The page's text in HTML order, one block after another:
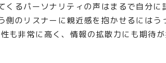
るパーソナリティの声はまるで自分
のリスナーに親近感を抱かせるには
も非常に高く、情報の拡散力にも期待